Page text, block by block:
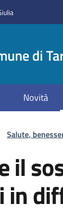
di
Novità
Salute,
il
in